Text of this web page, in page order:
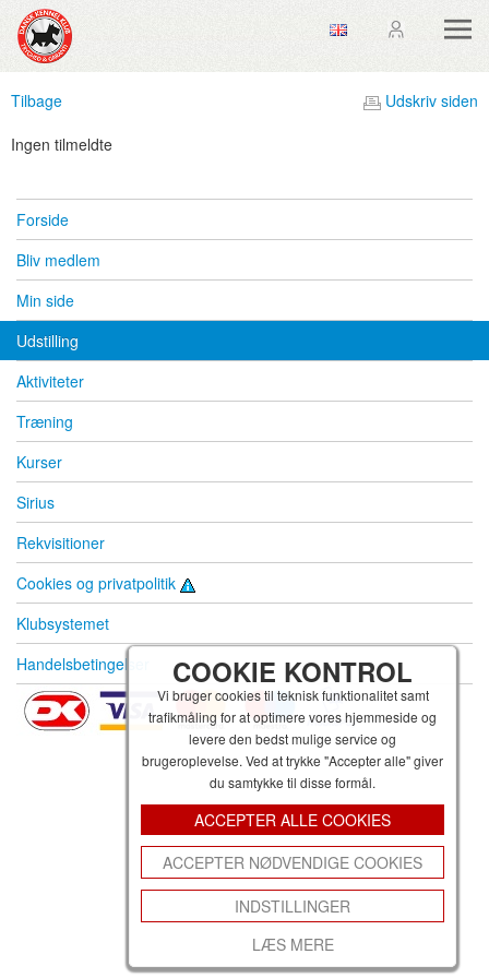
Tilbage
Udskriv siden
Ingen tilmeldte
COOKIE KONTROL
Vi bruger cookies til teknisk funktionalitet samt
trafikmåling for at optimere vores hjemmeside og
levere den bedst mulige service og
brugeroplevelse. Ved at trykke "Accepter alle" giver
du samtykke til disse formål.
ACCEPTER ALLE COOKIES
ACCEPTER NØDVENDIGE COOKIES
INDSTILLINGER
LÆS MERE
Forside
Bliv medlem
Min side
Udstilling
Aktiviteter
Træning
Kurser
Sirius
Rekvisitioner
Cookies og privatpolitik
Klubsystemet
Handelsbetingelser